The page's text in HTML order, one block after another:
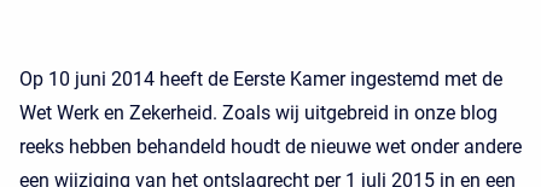
Op 10 juni 2014 heeft de Eerste Kamer ingestemd met de
Wet Werk en Zekerheid. Zoals wij uitgebreid in onze blog
reeks hebben behandeld houdt de nieuwe wet onder andere
een wijziging van het ontslagrecht per 1 juli 2015 in en een